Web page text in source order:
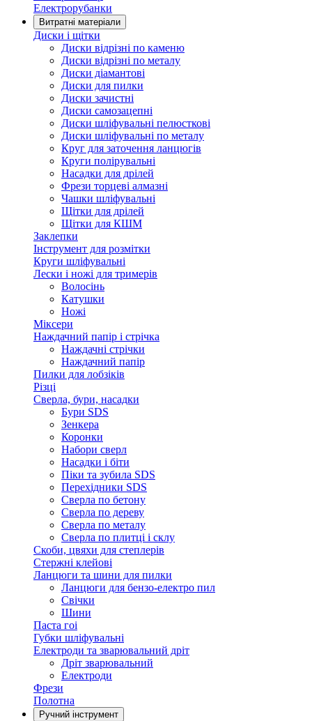
Електрорубанки
Витратні матеріали
Диски і щітки
Диски відрізні по каменю
Диски відрізні по металу
Диски діамантові
Диски для пилки
Диски зачистні
Диски самозацепні
Диски шліфувальні пелюсткові
Диски шліфувальні по металу
Круг для заточення ланцюгів
Круги полірувальні
Насадки для дрілей
Фрези торцеві алмазні
Чашки шліфувальні
Щітки для дрілей
Щітки для КШМ
Заклепки
Інструмент для розмітки
Круги шліфувальні
Лески і ножі для тримерів
Волосінь
Катушки
Ножі
Міксери
Наждачний папір і стрічка
Наждачні стрічки
Наждачний папір
Пилки для лобзіків
Різці
Сверла, бури, насадки
Бури SDS
Зенкера
Коронки
Набори сверл
Насадки і біти
Піки та зубила SDS
Перехідники SDS
Сверла по бетону
Сверла по дереву
Сверла по металу
Сверла по плитці і склу
Скоби, цвяхи для степлерів
Стержні клейові
Ланцюги та шини для пилки
Ланцюги для бензо-електро пил
Свічки
Шини
Паста гоі
Губки шліфувальні
Електроди та зварювальний дріт
Дріт зварювальний
Електроди
Фрези
Полотна
Ручний інструмент